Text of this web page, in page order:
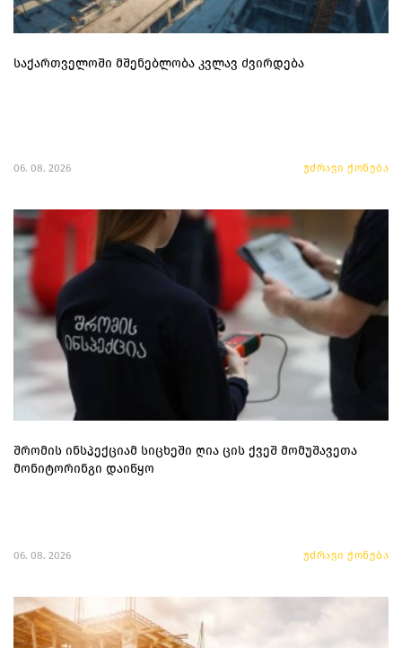
საქართველოში მშენებლობა კვლავ ძვირდება
06. 08. 2026 უძრავი ქონება
შრომის ინსპექციამ სიცხეში ღია ცის ქვეშ მომუშავეთა
მონიტორინგი დაიწყო
06. 08. 2026 უძრავი ქონება